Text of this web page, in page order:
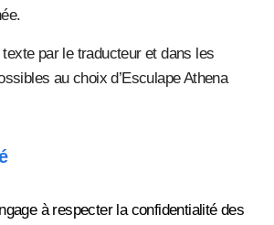
par le traducteur et dans les
au choix d’Esculape Athena
à respecter la confidentialité des